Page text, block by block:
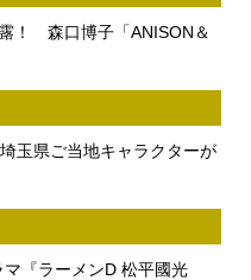
！ 森口博子「ANISON＆
玉県ご当地キャラクターが
『ラーメンD 松平國光